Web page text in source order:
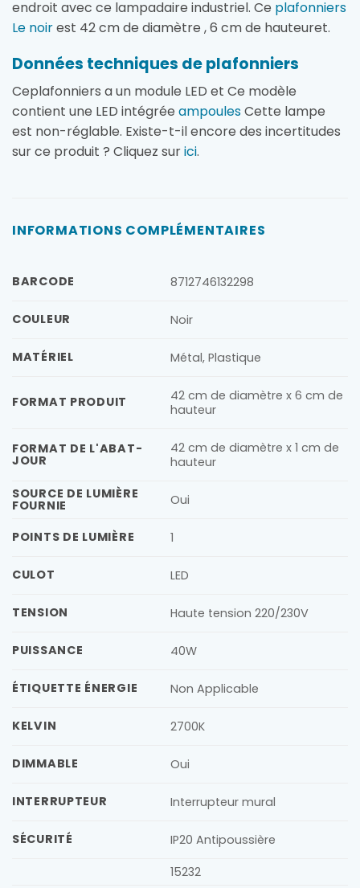
endroit avec ce lampadaire industriel. Ce plafonniers
Le noirest 42 cm de diamètre , 6 cm de hauteuret.
Données techniques de plafonniers
Ceplafonniers a un module LED et Ce modèle
contient une LED intégrée ampoulesCette lampe
est non-réglable. Existe-t-il encore des incertitudes
sur ce produit ? Cliquez surici.
INFORMATIONS COMPLÉMENTAIRES
BARCODE 8712746132298
COULEUR Noir
MATÉRIEL Métal, Plastique
FORMAT PRODUIT
42 cm de diamètre x 6 cm de
hauteur
FORMAT DE L'ABAT-
JOUR
42 cm de diamètre x 1 cm de
hauteur
SOURCE DE LUMIÈRE
FOURNIE Oui
POINTS DE LUMIÈRE 1
CULOT LED
TENSION Haute tension 220/230V
PUISSANCE 40W
ÉTIQUETTE ÉNERGIE Non Applicable
KELVIN 2700K
DIMMABLE Oui
INTERRUPTEUR Interrupteur mural
SÉCURITÉ
IP20 Antipoussière
15232